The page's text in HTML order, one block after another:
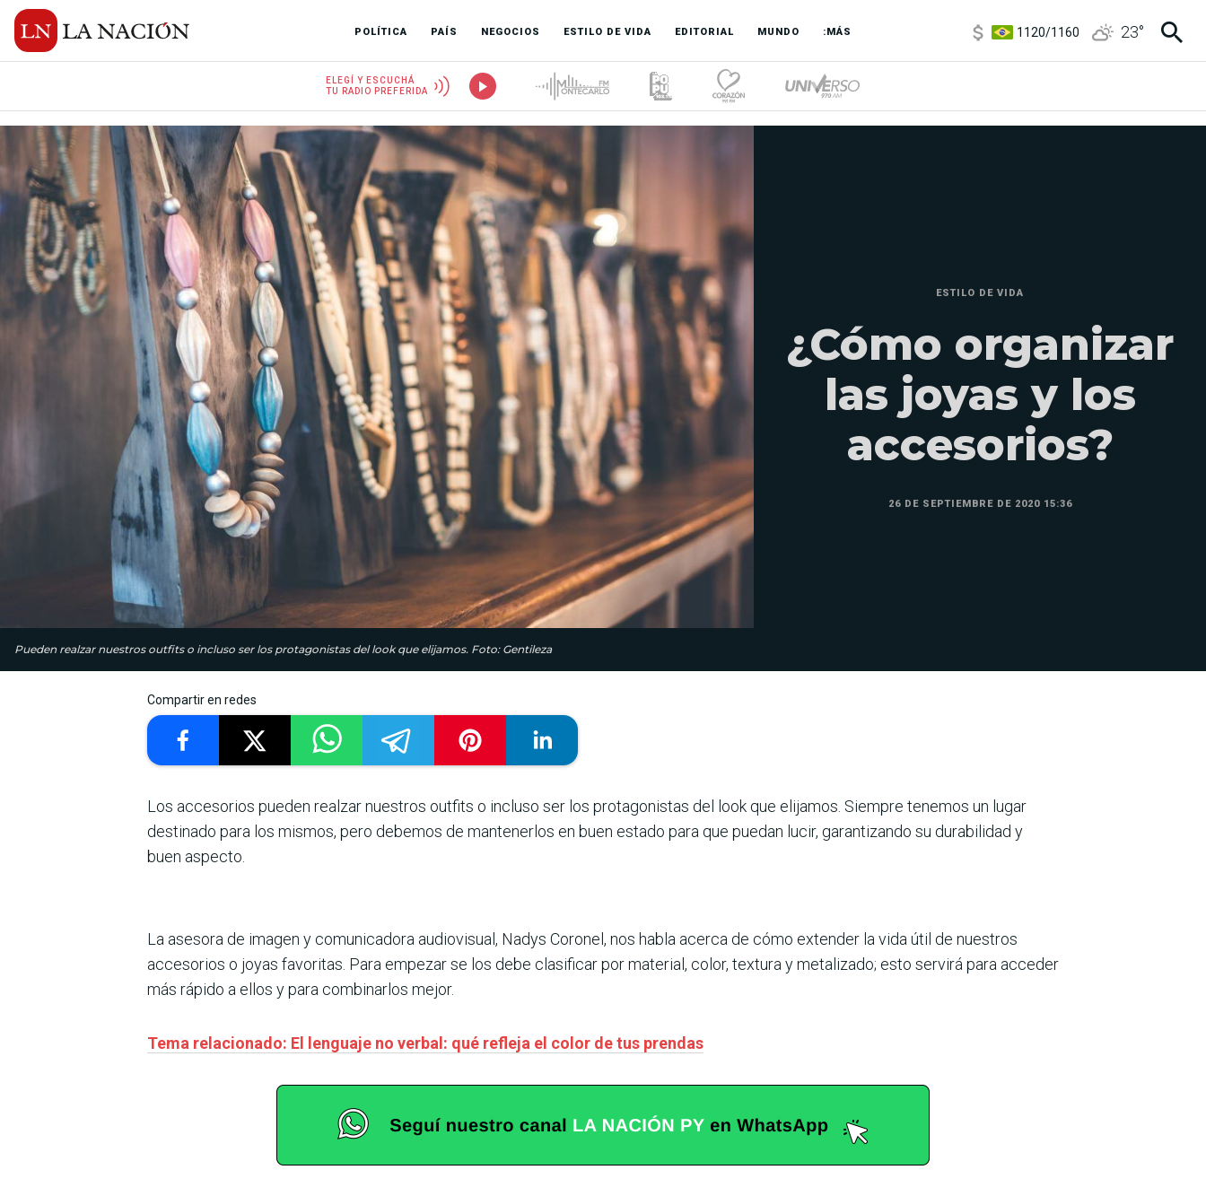
POLÍTICA PAÍS NEGOCIOS ESTILO DE VIDA EDITORIAL MUNDO :MÁS
3,6/3,9
23°
ELEGÍ Y ESCUCHÁ
TU RADIO PREFERIDA
Pueden realzar nuestros outfits o incluso ser los protagonistas del look que elijamos. Foto: Gentileza
ESTILO DE VIDA
¿Cómo organizar
las joyas y los
accesorios?
26 DE SEPTIEMBRE DE 2020 15:36
Compartir en redes
Los accesorios pueden realzar nuestros outfits o incluso ser los protagonistas del look que elijamos. Siempre tenemos un lugar
destinado para los mismos, pero debemos de mantenerlos en buen estado para que puedan lucir, garantizando su durabilidad y
buen aspecto.
La asesora de imagen y comunicadora audiovisual, Nadys Coronel, nos habla acerca de cómo extender la vida útil de nuestros
accesorios o joyas favoritas. Para empezar se los debe clasificar por material, color, textura y metalizado; esto servirá para acceder
más rápido a ellos y para combinarlos mejor.
Tema relacionado: El lenguaje no verbal: qué refleja el color de tus prendas